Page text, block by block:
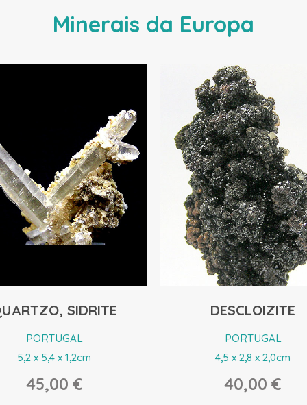
Minerais da Europa
DESCLOIZITE
PORTUGAL
4,5 x 2,8 x 2,0cm
40,00 €
GOETHITE
PORTUGAL
8,0 x 8,0 x 4,0cm
119,00 €